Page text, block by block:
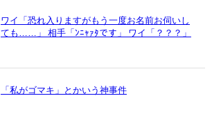
ワイ「恐れ入りますがもう一度お名前お伺いし
ても……」 相手「ﾝﾆｬｧﾀです」 ワイ「？？？」
「私がゴマキ」とかいう神事件